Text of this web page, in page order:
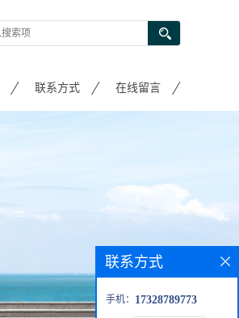
联系方式 在线留言
联系方式
手机： 17328789773